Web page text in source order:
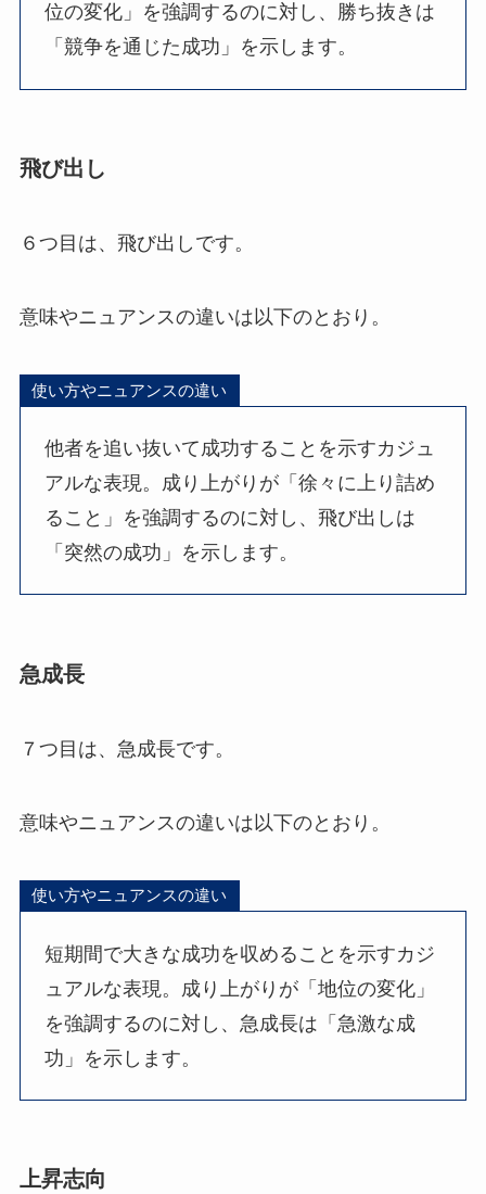
位の変化」を強調するのに対し、勝ち抜きは
「競争を通じた成功」を示します。
飛び出し
６つ目は、飛び出しです。
意味やニュアンスの違いは以下のとおり。
使い方やニュアンスの違い
他者を追い抜いて成功することを示すカジュ
アルな表現。成り上がりが「徐々に上り詰め
ること」を強調するのに対し、飛び出しは
「突然の成功」を示します。
急成長
７つ目は、急成長です。
意味やニュアンスの違いは以下のとおり。
使い方やニュアンスの違い
短期間で大きな成功を収めることを示すカジ
ュアルな表現。成り上がりが「地位の変化」
を強調するのに対し、急成長は「急激な成
功」を示します。
上昇志向